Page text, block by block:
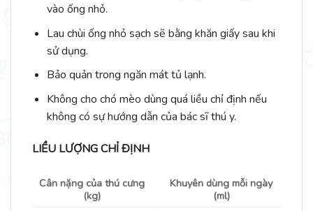
vào ống nhỏ.
Lau chùi ống nhỏ sạch sẽ bằng khăn giấy sau khi
sử dụng.
Bảo quản trong ngăn mát tủ lạnh.
Không cho chó mèo dùng quá liều chỉ định nếu
không có sự hướng dẫn của bác sĩ thú y.
LIỀU LƯỢNG CHỈ ĐỊNH
Cân nặng của thú cưng
(kg)
Khuyên dùng mỗi ngày
(ml)